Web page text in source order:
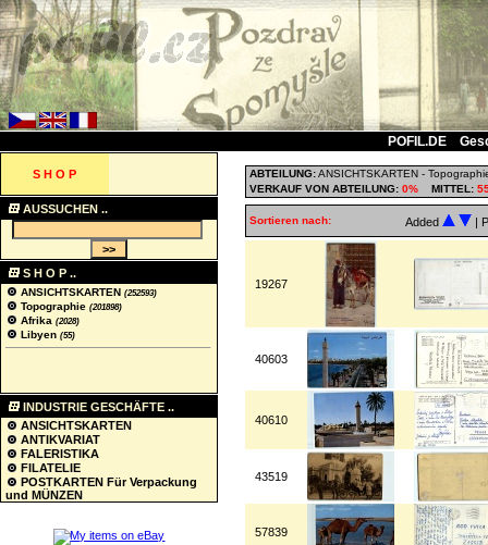
POFIL.DE
S H O P
AUSSUCHEN ..
S H O P ..
ANSICHTSKARTEN (252593)
Topographie (201898)
Afrika (2028)
Libyen (55)
INDUSTRIE GESCHÄFTE ..
ANSICHTSKARTEN
ANTIKVARIAT
FALERISTIKA
FILATELIE
POSTKARTEN Für Verpackung
und MÜNZEN
ABTEILUNG:ANSICHTSKARTEN -
VERKAUF VON ABTEILUNG: 0% MITTEL:
Sortieren nach: Added |
19267
40603
40610
43519
57839